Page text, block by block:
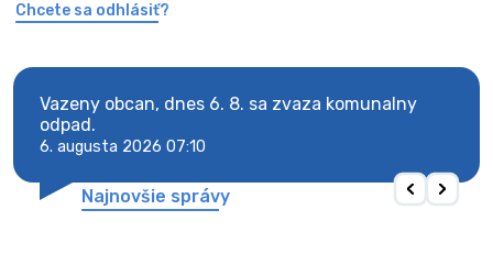
Chcete sa odhlásiť?
Vazeny obcan, dnes 6. 8. sa zvaza komunalny
odpad.
6. augusta 2026 07:10
Najnovšie správy